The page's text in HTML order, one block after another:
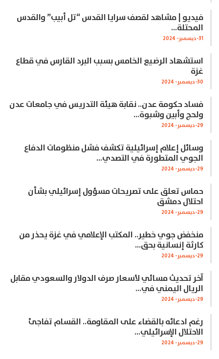
فيديو | مشاهد لقصف سرايا القدس “تل أبيب” والقدس
المحتلة…
31-ديسمبر- 2024
استشهاد الرضيع الخامس بسبب البرد القارس في قطاع
غزة
30-ديسمبر- 2024
فساد حكومة عدن.. نقابة هيئة التدريس في جامعات عدن
ولحج وأبين وشبوة…
29-ديسمبر- 2024
وسائل إعلام إسرائيلية تكشف فشل منظومات الدفاع
الجوي المتطورة في التصدي…
29-ديسمبر- 2024
حماس تعلق على تصريحات مسؤول إسرائيلي بشأن
احتلال دمشق
29-ديسمبر- 2024
منخفض جوي خطير.. المكتب الإعلامي في غزة يحذر من
كارثة إنسانية بحق…
29-ديسمبر- 2024
آخر تحديث مسائي لأسعار صرف الدولار والسعودي مقابل
الريال اليمني في…
29-ديسمبر- 2024
رغم ادعائه بالقضاء على المقاومة.. القسام تفاجئ
الاحتلال الإسرائيلي…
29-ديسمبر- 2024